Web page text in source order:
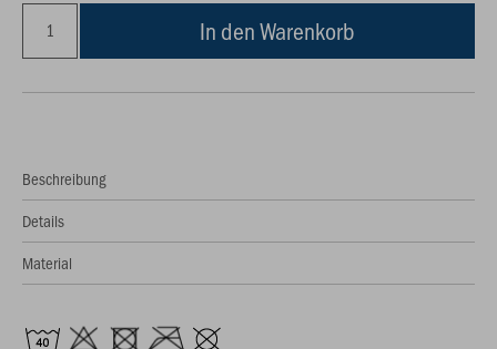
In den Warenkorb
Beschreibung
Details
Material